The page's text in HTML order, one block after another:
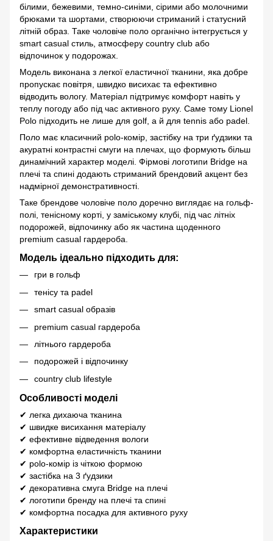
білими, бежевими, темно-синіми, сірими або молочними
брюками та шортами, створюючи стриманий і статусний
літній образ. Таке чоловіче поло органічно інтегрується у
smart casual стиль, атмосферу country club або
відпочинок у подорожах.
Модель виконана з легкої еластичної тканини, яка добре
пропускає повітря, швидко висихає та ефективно
відводить вологу. Матеріал підтримує комфорт навіть у
теплу погоду або під час активного руху. Саме тому Lionel
Polo підходить не лише для golf, а й для tennis або padel.
Поло має класичний polo-комір, застібку на три ґудзики та
акуратні контрастні смуги на плечах, що формують більш
динамічний характер моделі. Фірмові логотипи Bridge на
плечі та спині додають стриманий брендовий акцент без
надмірної демонстративності.
Таке брендовe чоловіче поло доречно виглядає на гольф-
полі, тенісному корті, у заміському клубі, під час літніх
подорожей, відпочинку або як частина щоденного
premium casual гардероба.
Модель ідеально підходить для:
гри в гольф
тенісу та padel
smart casual образів
premium casual гардероба
літнього гардероба
подорожей і відпочинку
country club lifestyle
Особливості моделі
✔ легка дихаюча тканина
✔ швидке висихання матеріалу
✔ ефективне відведення вологи
✔ комфортна еластичність тканини
✔ polo-комір із чіткою формою
✔ застібка на 3 ґудзики
✔ декоративна смуга Bridge на плечі
✔ логотипи бренду на плечі та спині
✔ комфортна посадка для активного руху
Характеристики